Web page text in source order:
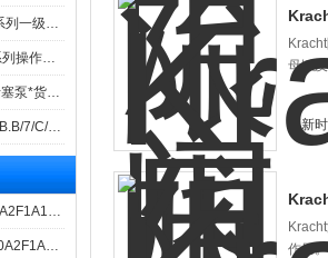
美国*SUN溢流阀RBAN系列一级代理
BURKERT定位器8792系列操作方法简便
美国进口品牌PARKER活塞泵*货期快捷
WOERNER润滑泵GMG-B.B/7/C/0/G/0/08报价快
KRACHT溢流阀SPVF40A2F1A12应用特点
*KRACHT溢流阀SPVF40A2F1A05的作用
母以
更新
作用